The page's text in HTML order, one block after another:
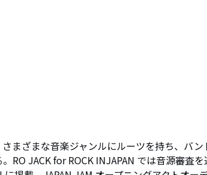
まざまな音楽ジャンルにルーツを持ち、バン
RO JACK for ROCK INJAPAN では音源審査を